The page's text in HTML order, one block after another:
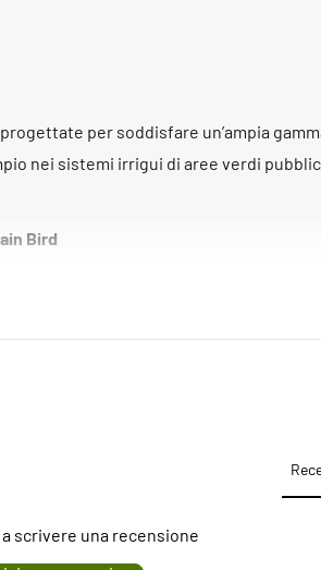
per soddisfare un’ampia
nei sistemi irrigui di aree verdi
Bird
pratico volantino • Chiusura lenta per
scrivere una recensione